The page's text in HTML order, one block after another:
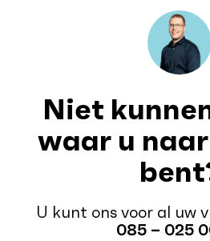
Niet
waar u
U kunt ons voor al uw
085 – 025